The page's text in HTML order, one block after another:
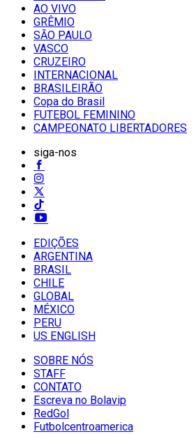
AO VIVO
GRÊMIO
SĀO PAULO
VASCO
CRUZEIRO
INTERNACIONAL
BRASILEIRÃO
Copa do Brasil
FUTEBOL FEMININO
CAMPEONATO LIBERTADORES
siga-nos
EDIÇÕES
ARGENTINA
BRASIL
CHILE
GLOBAL
MÉXICO
PERU
US ENGLISH
SOBRE NÓS
STAFF
CONTATO
Escreva no Bolavip
RedGol
Futbolcentroamerica